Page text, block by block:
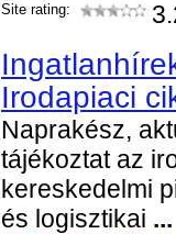
Site rating:
Irodapiaci
Naprakész,
tájékoztat az
kereskedelmi
és logisztikai ...